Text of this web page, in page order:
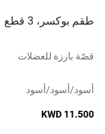
طقم بوكسر، 3 قطع
قصّة بارزة للعضلات
أسود/أسود/أسود
KWD 11.500